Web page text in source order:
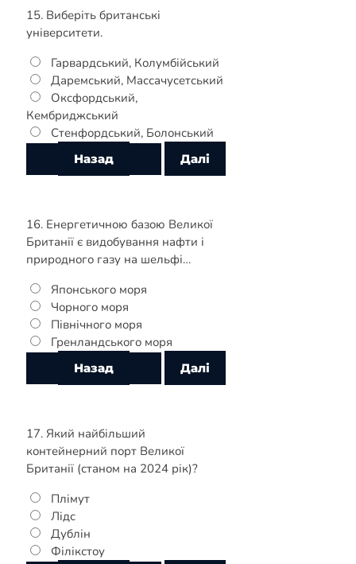
15. Виберіть британські
університети.
Гарвардський, Колумбійський
Даремський, Массачусетський
Оксфордський,
Кембриджський
Стенфордський, Болонський
16. Енергетичною базою Великої
Британії є видобування нафти і
природного газу на шельфі…
Японського моря
Чорного моря
Північного моря
Гренландського моря
17. Який найбільший
контейнерний порт Великої
Британії (станом на 2024 рік)?
Плімут
Лідс
Дублін
Філікстоу